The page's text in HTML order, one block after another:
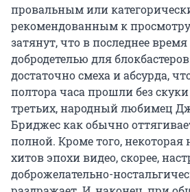
провальным или
рекомендованным к
затянут, что в последнее
добродетелью для
достаточно смеха и абсурда,
полтора часа прошли без
третьих, народный любимец
Бриджес как обычно
полной. Кроме того, некоторая
хитов эпохи видео, скорее,
доброжелательно-